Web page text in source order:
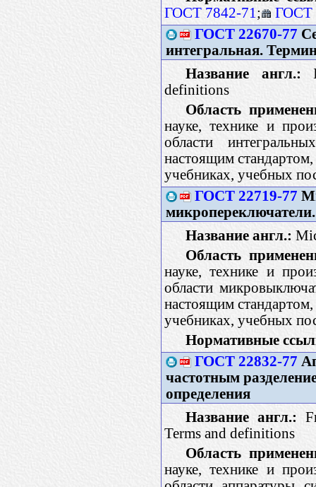
ГОСТ 7842-71 ;
ГОСТ
ГОСТ 22670-77
интегральная.
Название англ.:
definitions
Область
науке, технике и
области
настоящим
учебниках, учебных
ГОСТ 22719-77
Название англ.:
Область
науке, технике и
области
настоящим
учебниках, учебных
Нормативные
ГОСТ 22832-77
частотным
определения
Название англ.:
Terms and definitions
Область
науке, технике и